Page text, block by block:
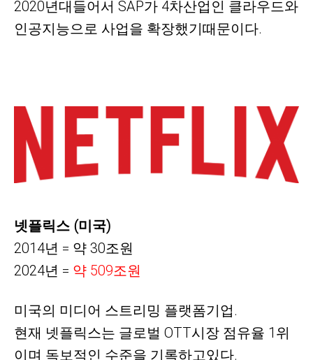
2020년대들어서 SAP가 4차산업인 클라우드와
인공지능으로 사업을 확장했기때문이다.
넷플릭스 (미국)
2014년 = 약 30조원
2024년 = 약 509조원
미국의 미디어 스트리밍 플랫폼기업.
현재 넷플릭스는 글로벌 OTT시장 점유율 1위
이며 독보적인 수준을 기록하고있다.